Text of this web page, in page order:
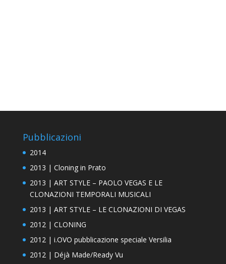
Pubblicazioni
2014
2013 | Cloning in Prato
2013 | ART STYLE – PAOLO VEGAS E LE
CLONAZIONI TEMPORALI MUSICALI
2013 | ART STYLE – LE CLONAZIONI DI VEGAS
2012 | CLONING
2012 | i.OVO pubblicazione speciale Versilia
2012 | Déjà Made/Ready Vu